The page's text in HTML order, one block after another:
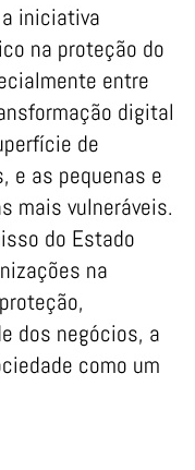
iniciativa
na proteção do
entre
digital
de
e as pequenas e
mais vulneráveis.
do Estado
na
dos negócios, a
como um